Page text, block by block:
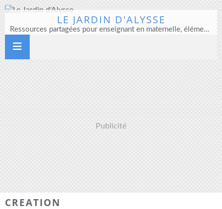
LE JARDIN D'ALYSSE
Ressources partagées pour enseignant en maternelle, élémentaire et direction d'école
Publicité
CREATION